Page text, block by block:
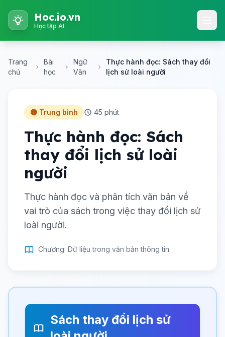
Hoc.io.vn
Học tập AI
Trang
chủ
Bài
học
Ngữ
Văn
Thực hành đọc: Sách thay đổi
lịch sử loài người
🟡 Trung bình 45 phút
Thực hành đọc: Sách
thay đổi lịch sử loài
người
Thực hành đọc và phân tích văn bản về
vai trò của sách trong việc thay đổi lịch sử
loài người.
Chương: Dữ liệu trong văn bản thông tin
Sách thay đổi lịch sử